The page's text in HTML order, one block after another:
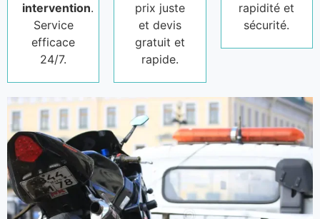
intervention.
Service
efficace
24/7.
prix juste
et devis
gratuit et
rapide.
rapidité et
sécurité.